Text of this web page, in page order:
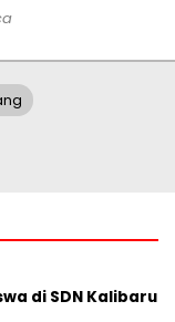
di SDN Kalibaru